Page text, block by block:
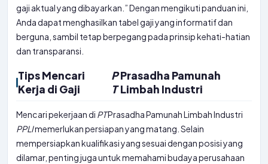
gaji aktual yang dibayarkan.” Dengan mengikuti panduan ini,
Anda dapat menghasilkan tabel gaji yang informatif dan
berguna, sambil tetap berpegang pada prinsip kehati-hatian
dan transparansi.
Tips Mencari
Kerja di Gaji
P
T
Prasadha Pamunah
Limbah Industri
Mencari pekerjaan di PTPrasadha Pamunah Limbah Industri
PPLImemerlukan persiapan yang matang. Selain
mempersiapkan kualifikasi yang sesuai dengan posisi yang
dilamar, penting juga untuk memahami budaya perusahaan